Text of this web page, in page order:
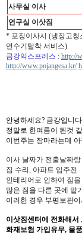
사무실 이사
연구실 이삿짐
* 포장이사시 (냉장고청
연수기탈착 서비스)
금강익스프레스 : http://
http://www.pojangesa.kr/
안녕하세요? 금강입니다
정말로 한여름이 된것
이번주는 장마라는데
이사 날짜가 전출날짜
집 수리, 아파트 입주전
인테리어로 인하여 짐
많은 짐을 다른 곳에 맡
이러한 경우 부평보관
이삿짐센터에 전화해서
화재보험 가입유무, 물